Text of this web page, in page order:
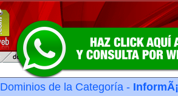
Dominios de la Categoría -